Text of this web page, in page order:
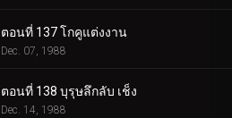
ตอนที่ 137 โกคูแต่งงาน
Dec. 07, 1988
ตอนที่ 138 บุรุษลึกลับ เช็ง
Dec. 14, 1988